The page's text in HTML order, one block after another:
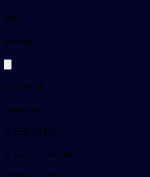
害怕
pyhàipà
to be afraid
Exemplos
你在害怕什么？
nǐ zài hàipà shénme ？